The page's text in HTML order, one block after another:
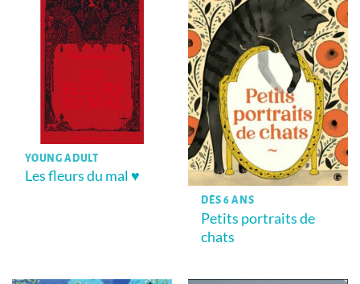
YOUNG ADULT
Les fleurs du mal ♥
DÈS 6 ANS
Petits portraits de
chats